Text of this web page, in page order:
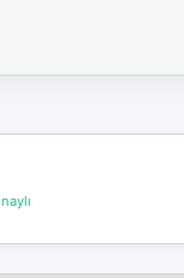
bağlantınız